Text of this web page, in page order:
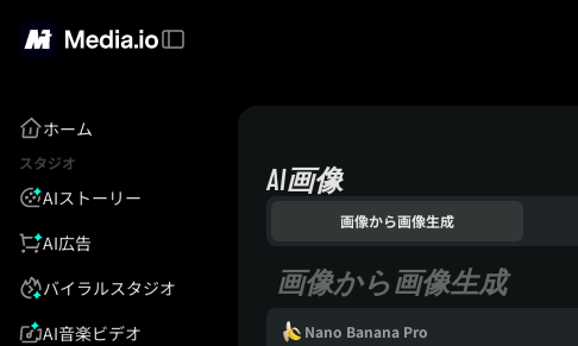
ホーム
スタジオ
AIストーリー
AI広告
バイラルスタジオ
AI音楽ビデオ
AI画像
画像から画像生成
画像から画像生成
Nano Banana Pro